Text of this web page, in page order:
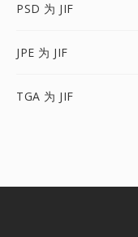
PSD 为 JIF
JPE 为 JIF
TGA 为 JIF